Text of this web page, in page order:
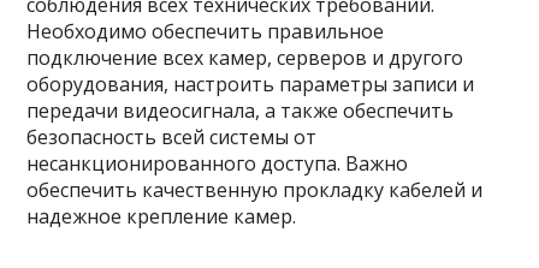
Необходимо обеспечить правильное
подключение всех камер, серверов и другого
оборудования, настроить параметры записи и
передачи видеосигнала, а также обеспечить
безопасность всей системы от
несанкционированного доступа. Важно
обеспечить качественную прокладку кабелей и
надежное крепление камер.